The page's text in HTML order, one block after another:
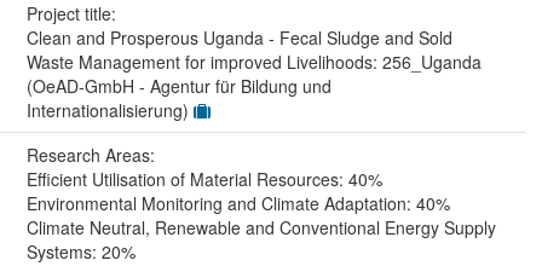
Project title:
Clean and Prosperous Uganda - Fecal Sludge and Sold
Waste Management for improved Livelihoods: 256_Uganda
(OeAD-GmbH - Agentur für Bildung und
Internationalisierung)
Research Areas:
Efficient Utilisation of Material Resources: 40%
Environmental Monitoring and Climate Adaptation: 40%
Climate Neutral, Renewable and Conventional Energy Supply
Systems: 20%